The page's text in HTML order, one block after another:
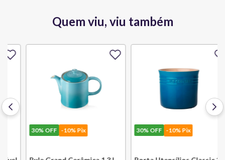
Quem viu, viu também
OFF -10% Pix OFF -10% Pix